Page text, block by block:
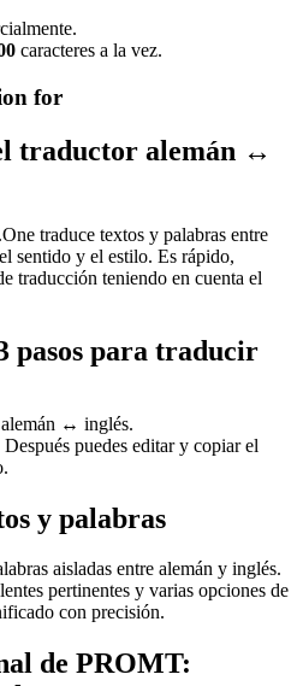
caracteres a la vez.
for
traductor alemán ↔
traduce textos y palabras entre
sentido y el estilo. Es rápido,
traducción teniendo en cuenta el
pasos para traducir
↔ inglés.
puedes editar y copiar el
y palabras
aisladas entre alemán y inglés.
pertinentes y varias opciones de
con precisión.
de PROMT: